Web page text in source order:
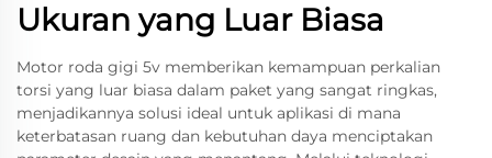
Ukuran yang Luar Biasa
Motor roda gigi 5v memberikan kemampuan perkalian
torsi yang luar biasa dalam paket yang sangat ringkas,
menjadikannya solusi ideal untuk aplikasi di mana
keterbatasan ruang dan kebutuhan daya menciptakan